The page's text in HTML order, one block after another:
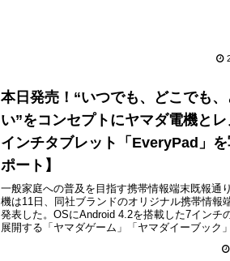
本日発売！“いつでも、どこでも
い”をコンセプトにヤマダ電機と
インチタブレット「EveryPad」
ポート】
一般家庭への普及を目指す携帯情報端末既報通
機は11日、同社ブランドのオリジナル携帯情報
発表した。OSにAndroid 4.2を搭載した7インチ
展開する「ヤマダゲーム」「ヤマダイーブック
「YAMADA Multi SNS」やインターネット通販
WEB.COM」「ヤマダモール」との親和性の高